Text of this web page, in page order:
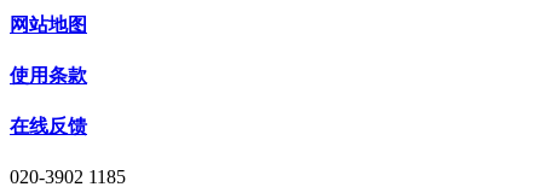
网站地图
使用条款
在线反馈
020-3902 1185